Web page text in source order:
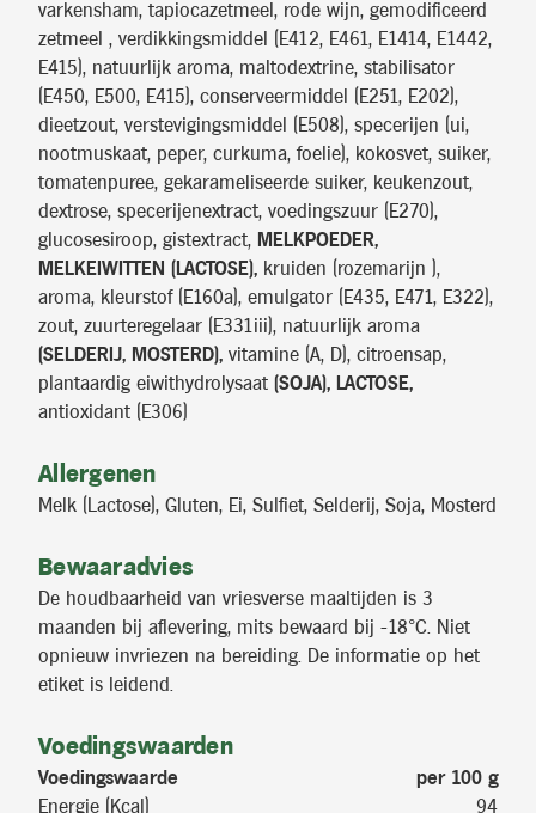
varkensham, tapiocazetmeel, rode wijn, gemodificeerd
zetmeel , verdikkingsmiddel (E412, E461, E1414, E1442,
E415), natuurlijk aroma, maltodextrine, stabilisator
(E450, E500, E415), conserveermiddel (E251, E202),
dieetzout, verstevigingsmiddel (E508), specerijen (ui,
nootmuskaat, peper, curkuma, foelie), kokosvet, suiker,
tomatenpuree, gekarameliseerde suiker, keukenzout,
dextrose, specerijenextract, voedingszuur (E270),
glucosesiroop, gistextract, MELKPOEDER,
MELKEIWITTEN (LACTOSE), kruiden (rozemarijn ),
aroma, kleurstof (E160a), emulgator (E435, E471, E322),
zout, zuurteregelaar (E331iii), natuurlijk aroma
(SELDERIJ, MOSTERD), vitamine (A, D), citroensap,
plantaardig eiwithydrolysaat (SOJA), LACTOSE,
antioxidant (E306)
Allergenen
Melk (Lactose), Gluten, Ei, Sulfiet, Selderij, Soja, Mosterd
Bewaaradvies
De houdbaarheid van vriesverse maaltijden is 3
maanden bij aflevering, mits bewaard bij -18°C. Niet
opnieuw invriezen na bereiding. De informatie op het
etiket is leidend.
Voedingswaarden
Voedingswaarde
per 100 g
Energie (Kcal)
94